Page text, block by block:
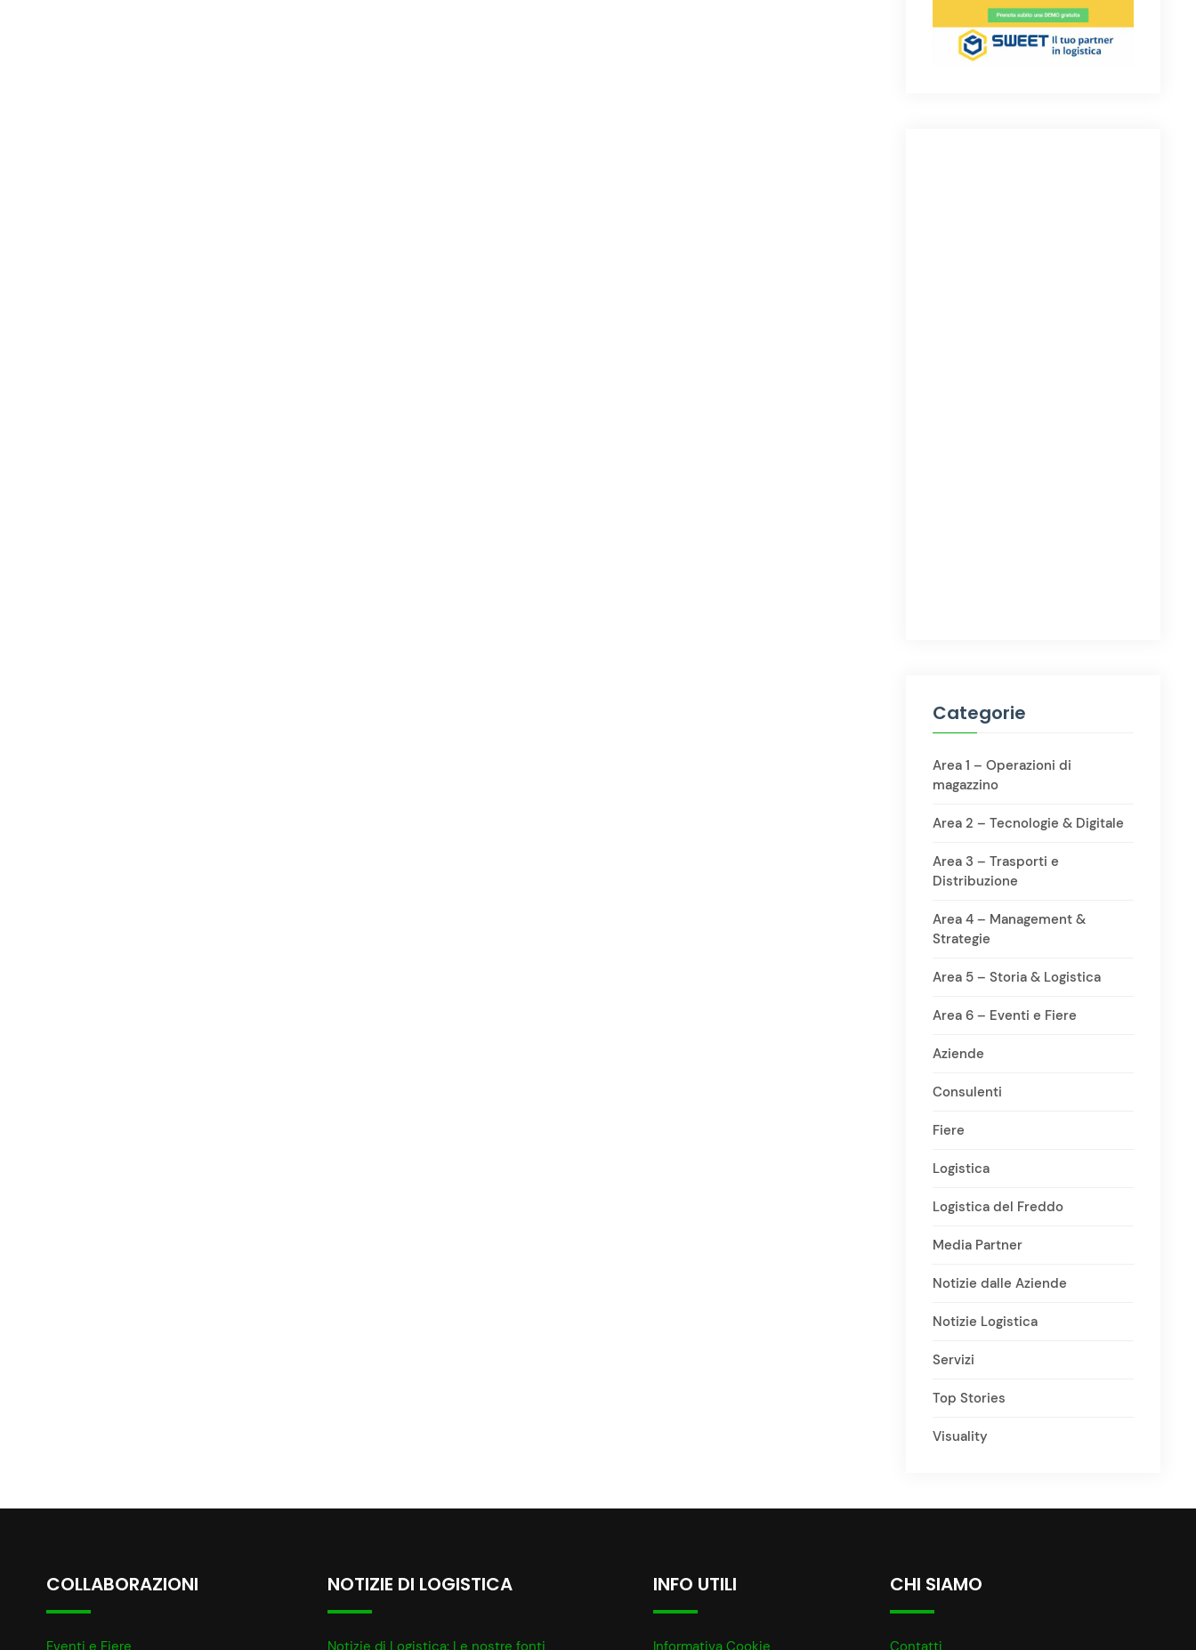
Categorie
Area 1 – Operazioni di
magazzino
Area 2 – Tecnologie & Digitale
Area 3 – Trasporti e
Distribuzione
Area 4 – Management &
Strategie
Area 5 – Storia & Logistica
Area 6 – Eventi e Fiere
Aziende
Consulenti
Fiere
Logistica
Logistica del Freddo
Media Partner
Notizie dalle Aziende
Notizie Logistica
Servizi
Top Stories
Visuality
COLLABORAZIONI
Eventi e Fiere
NOTIZIE DI LOGISTICA
Notizie di Logistica: Le nostre fonti
INFO UTILI
Informativa Cookie
CHI SIAMO
Contatti